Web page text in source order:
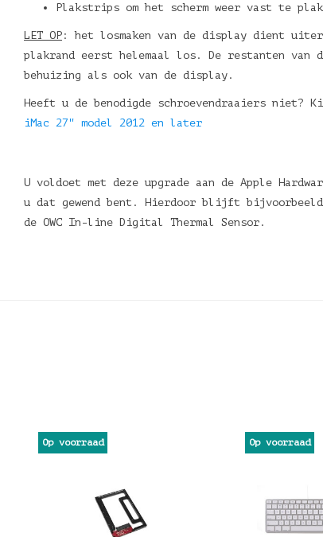
Plakstrips om het scherm weer vast te
LET OP : het losmaken van de display dient
plakrand eerst helemaal los. De restanten van
behuizing als ook van de display.
Heeft u de benodigde schroevendraaiers niet?
iMac 27" model 2012 en later
U voldoet met deze upgrade aan de Apple
u dat gewend bent. Hierdoor blijft bijvoorbeeld
de OWC In-line Digital Thermal Sensor.
Op voorraad